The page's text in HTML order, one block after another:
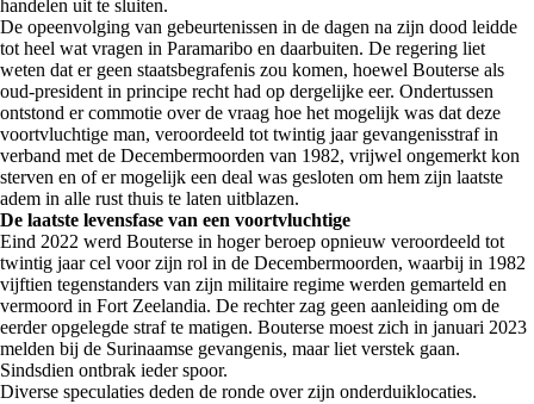
handelen uit te sluiten.
De opeenvolging van gebeurtenissen in de dagen na zijn dood leidde
tot heel wat vragen in Paramaribo en daarbuiten. De regering liet
weten dat er geen staatsbegrafenis zou komen, hoewel Bouterse als
oud-president in principe recht had op dergelijke eer. Ondertussen
ontstond er commotie over de vraag hoe het mogelijk was dat deze
voortvluchtige man, veroordeeld tot twintig jaar gevangenisstraf in
verband met de Decembermoorden van 1982, vrijwel ongemerkt kon
sterven en of er mogelijk een deal was gesloten om hem zijn laatste
adem in alle rust thuis te laten uitblazen.
De laatste levensfase van een voortvluchtige
Eind 2022 werd Bouterse in hoger beroep opnieuw veroordeeld tot
twintig jaar cel voor zijn rol in de Decembermoorden, waarbij in 1982
vijftien tegenstanders van zijn militaire regime werden gemarteld en
vermoord in Fort Zeelandia. De rechter zag geen aanleiding om de
eerder opgelegde straf te matigen. Bouterse moest zich in januari 2023
melden bij de Surinaamse gevangenis, maar liet verstek gaan.
Sindsdien ontbrak ieder spoor.
Diverse speculaties deden de ronde over zijn onderduiklocaties.